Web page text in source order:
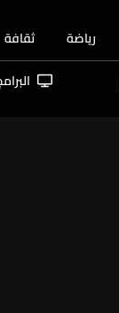
رياضة ثقافة